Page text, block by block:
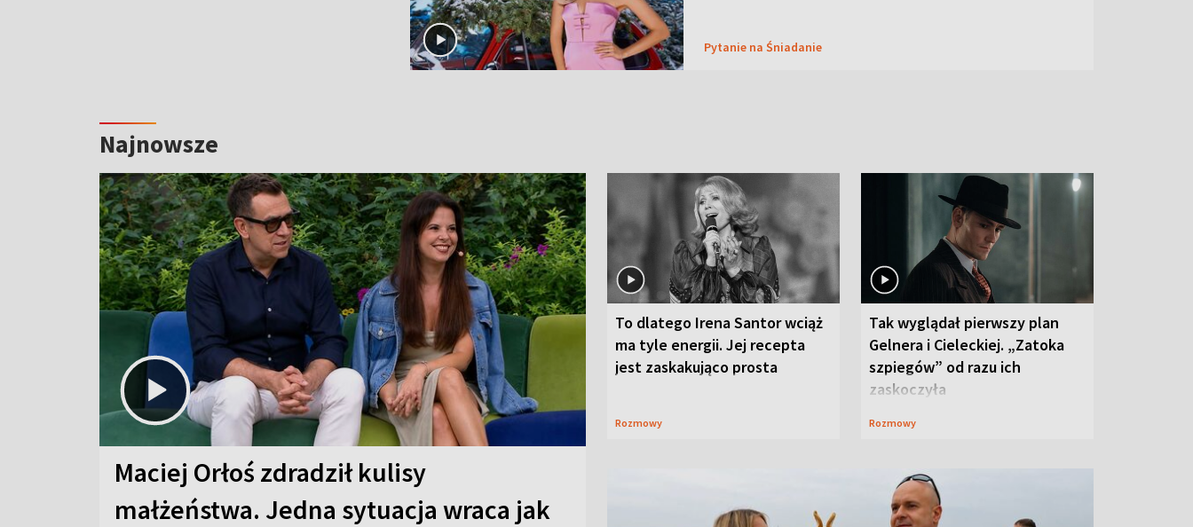
Pytanie na Śniadanie
Najnowsze
Maciej Orłoś zdradził kulisy
małżeństwa. Jedna sytuacja wraca jak
To dlatego Irena Santor wciąż
ma tyle energii. Jej recepta
jest zaskakująco prosta
Rozmowy
Tak wyglądał pierwszy plan
Gelnera i Cieleckiej. „Zatoka
szpiegów” od razu ich
zaskoczyła
Rozmowy